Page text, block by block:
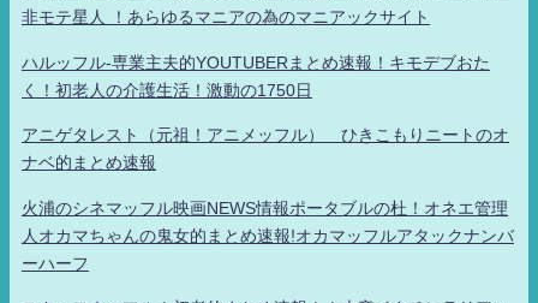
非モテ星人 ！あらゆるマニアの為のマニアックサイト
ハルッフル-専業主夫的YOUTUBERまとめ速報！キモデブおた
く！初老人の介護生活！激動の1750日
アニゲタレスト（元祖！アニメッフル） ひきこもりニートのオ
ナベ的まとめ速報
火浦のシネマッフル映画NEWS情報ポータブルの杜！オネエ管理
人オカマちゃんの鬼女的まとめ速報!オカマッフルアタックナンバ
ーハーフ